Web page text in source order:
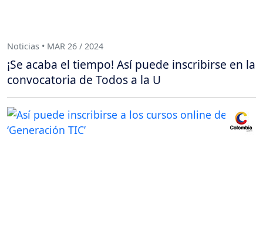
Noticias • MAR 26 / 2024
¡Se acaba el tiempo! Así puede inscribirse en la
convocatoria de Todos a la U